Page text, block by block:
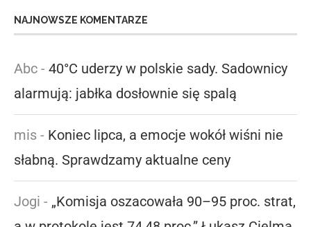
NAJNOWSZE KOMENTARZE
Abc - 40°C uderzy w polskie sady. Sadownicy
alarmują: jabłka dosłownie się spalą
mis - Koniec lipca, a emocje wokół wiśni nie
słabną. Sprawdzamy aktualne ceny
Jogi - „Komisja oszacowała 90–95 proc. strat,